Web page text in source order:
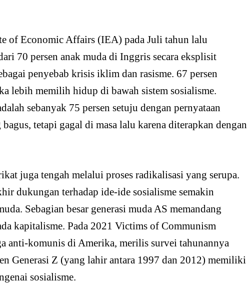
of Economic Affairs (IEA) pada Juli tahun lalu
70 persen anak muda di Inggris secara eksplisit
penyebab krisis iklim dan rasisme. 67 persen
lebih memilih hidup di bawah sistem sosialisme.
sebanyak 75 persen setuju dengan pernyataan
tetapi gagal di masa lalu karena diterapkan dengan
juga tengah melalui proses radikalisasi yang serupa.
dukungan terhadap ide-ide sosialisme semakin
Sebagian besar generasi muda AS memandang
kapitalisme. Pada 2021 Victims of Communism
anti-komunis di Amerika, merilis survei tahunannya
Generasi Z (yang lahir antara 1997 dan 2012) memiliki
sosialisme.